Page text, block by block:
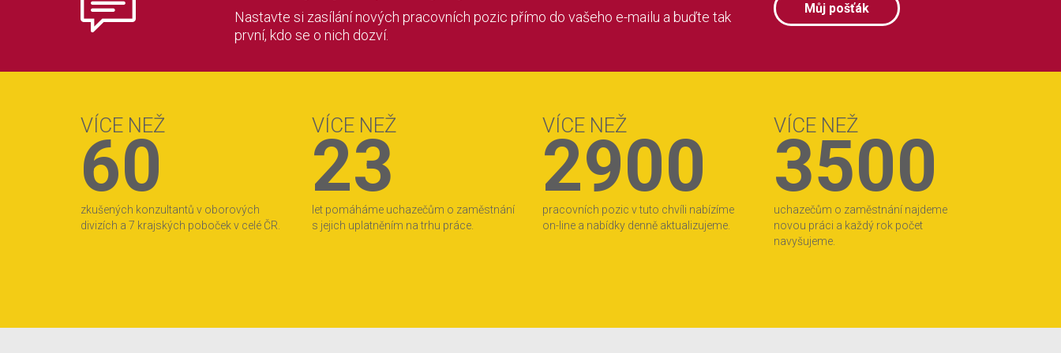
Nastavte si zasílání nových pracovních pozic přímo do vašeho e-mailu a buďte tak
první, kdo se o nich dozví.
Můj pošťák
VÍCE NEŽ
60
zkušených konzultantů v oborových
divizích a 7 krajských poboček v celé ČR.
VÍCE NEŽ
23
let pomáháme uchazečům o zaměstnání
s jejich uplatněním na trhu práce.
VÍCE NEŽ
2900
pracovních pozic v tuto chvíli nabízíme
on-line a nabídky denně aktualizujeme.
VÍCE NEŽ
3500
uchazečům o zaměstnání najdeme
novou práci a každý rok počet
navyšujeme.